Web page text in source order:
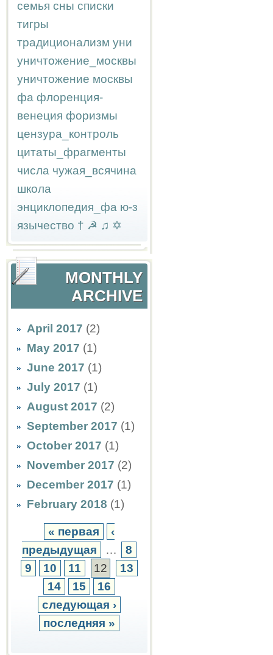
семья сны списки
тигры
традиционализм уни
уничтожение_москвы
уничтожение москвы
фа флоренция-
венеция форизмы
цензура_контроль
цитаты_фрагменты
числа чужая_всячина
школа
энциклопедия_фа ю-з
язычество † ☭ ♫ ✡
MONTHLY
ARCHIVE
April 2017 (2)
May 2017 (1)
June 2017 (1)
July 2017 (1)
August 2017 (2)
September 2017 (1)
October 2017 (1)
November 2017 (2)
December 2017 (1)
February 2018 (1)
« первая
‹
предыдущая
…
8
9
10 11 12
13
14
15
16
следующая ›
последняя »